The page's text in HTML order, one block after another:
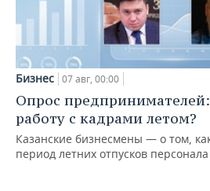
Бизнес 07 авг, 00:00
Опрос предпринимателей:
работу с кадрами летом?
Казанские бизнесмены — о том,
период летних отпусков персонала